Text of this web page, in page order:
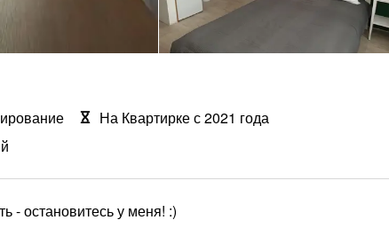
На Квартирке с 2021 года
- остановитесь у меня! :)